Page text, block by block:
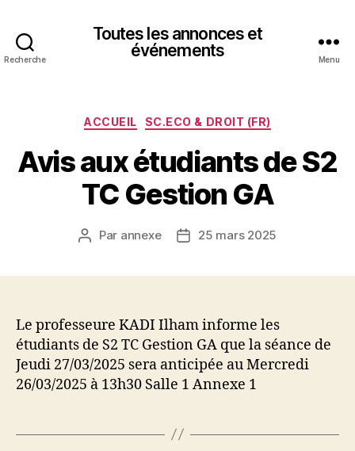
Recherche
Toutes les annonces et
événements
Menu
Catégories
ACCUEIL SC.ECO & DROIT (FR)
Avis aux étudiants de S2
TC Gestion GA
Auteur
Par annexe
Date25 mars 2025
Le professeure KADI Ilham informe les
étudiants de S2 TC Gestion GA que la séance de
Jeudi 27/03/2025 sera anticipée au Mercredi
26/03/2025 à 13h30 Salle 1 Annexe 1